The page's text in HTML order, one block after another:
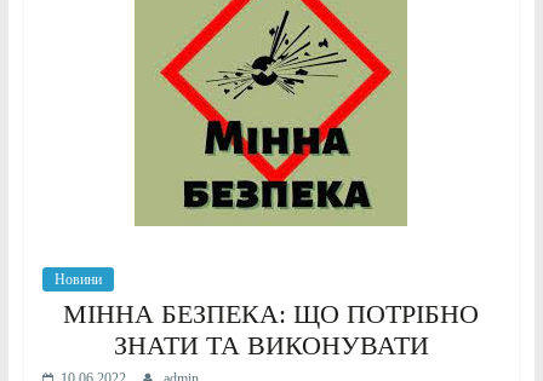
Новини
МІННА БЕЗПЕКА: ЩО ПОТРІБНО
ЗНАТИ ТА ВИКОНУВАТИ